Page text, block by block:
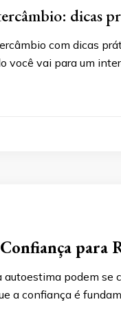
dicas
com dicas
você vai para um
para
podem se
a confiança é